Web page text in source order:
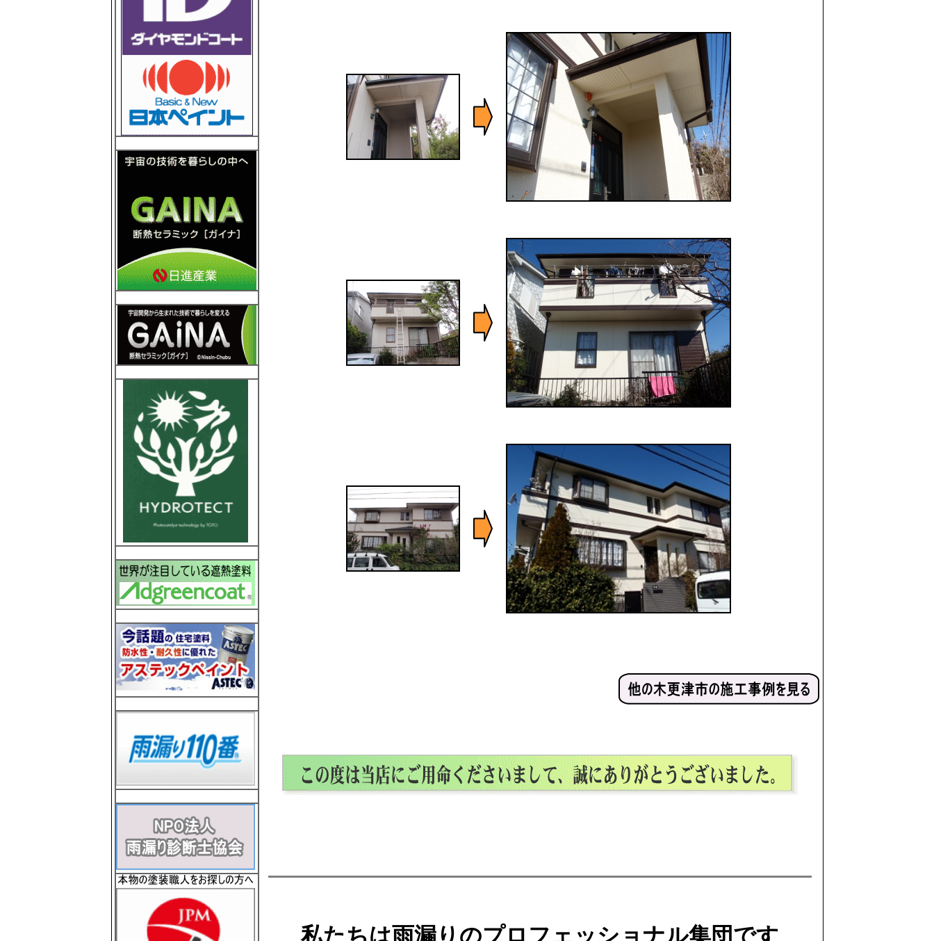
私たちは雨漏りのプロフェッショナル集団です